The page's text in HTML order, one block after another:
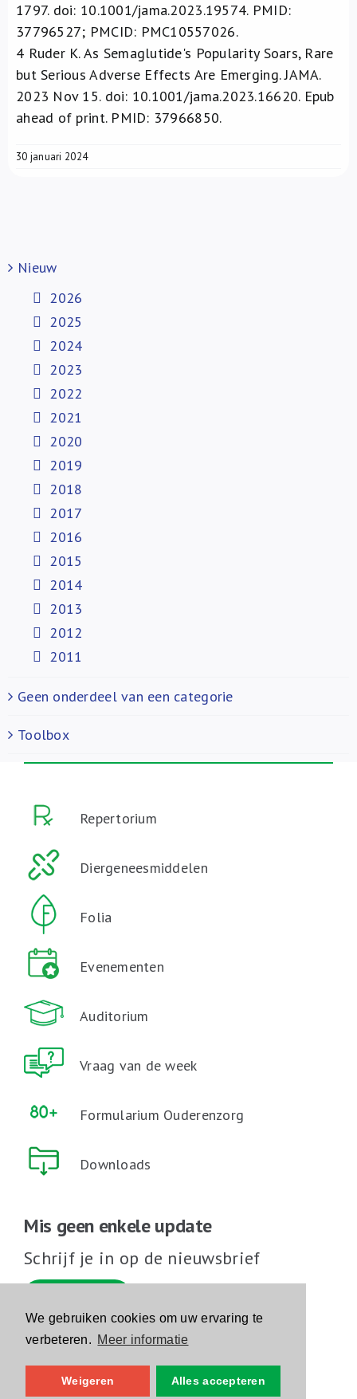
We gebruiken cookies om uw ervaring te
verbeteren. Meer informatie
Weigeren Alles accepteren
1797. doi: 10.1001/jama.2023.19574. PMID:
37796527; PMCID: PMC10557026.
4 Ruder K. As Semaglutide's Popularity Soars, Rare
but Serious Adverse Effects Are Emerging. JAMA.
2023 Nov 15. doi: 10.1001/jama.2023.16620. Epub
ahead of print. PMID: 37966850.
30 januari 2024
Nieuw
2026
2025
2024
2023
2022
2021
2020
2019
2018
2017
2016
2015
2014
2013
2012
2011
Geen onderdeel van een categorie
Toolbox
Repertorium
Diergeneesmiddelen
Folia
Evenementen
Auditorium
Vraag van de week
Formularium Ouderenzorg
Downloads
Mis geen enkele update
Schrijf je in op de nieuwsbrief
Volg ons op sociale media